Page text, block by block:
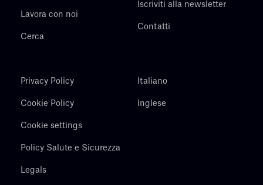
Lavora con noi
Cerca
Iscriviti alla newsletter
Contatti
Privacy Policy
Cookie Policy
Cookie settings
Policy Salute e Sicurezza
Legals
Italiano
Inglese